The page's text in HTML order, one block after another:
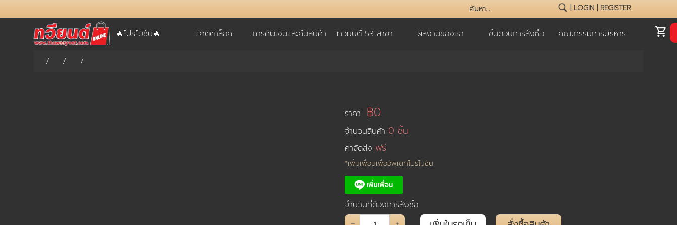
LOGIN REGISTER
🔥โปรโมชัน🔥 แคตตาล็อค การคืนเงินและคืนสินค้า ทวียนต์ 53 สาขา ผลงานของเรา ขั้นตอนการสั่งซื้อ คณะกรรมการบริหาร
ราคา ฿0
จำนวนสินค้า 0 ชิ้น
ค่าจัดส่ง ฟรี
*เพิ่มเพื่อนเพื่ออัพเดทโปรโมชัน
จำนวนที่ต้องการสั่งซื้อ